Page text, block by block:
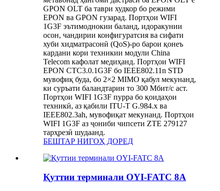
GPON OLT ба таври худкор бо режими
EPON ва GPON гузарад. Портҳои WIFI
1G3F эътимоднокии баланд, идоракунии
осон, чандирии конфигуратсия ва сифати
хуби хидматрасонӣ (QoS)-ро барои қонеъ
кардани кори техникии модули China
Telecom кафолат медиҳанд. Портҳои WIFI
EPON CTC3.0.1G3F бо IEEE802.11n STD
мувофиқ буда, бо 2×2 MIMO қабул мекунанд,
ки суръати баландтарин то 300 Мбит/с аст.
Портҳои WIFI 1G3F пурра бо қоидаҳои
техникӣ, аз қабили ITU-T G.984.x ва
IEEE802.3ah, мувофиқат мекунанд. Портҳои
WIFI 1G3F аз ҷониби чипсети ZTE 279127
тарҳрезӣ шудаанд.
БЕШТАР НИГОҲ ДОРЕД
Қуттии терминали OYI-FATC 8A